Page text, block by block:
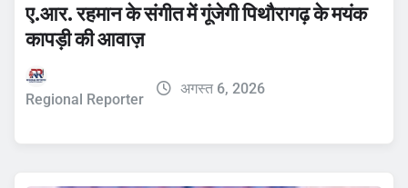
ए.आर. रहमान के संगीत में गूंजेगी पिथौरागढ़ के मयंक
कापड़ी की आवाज़
Regional Reporter
अगस्त 6, 2026